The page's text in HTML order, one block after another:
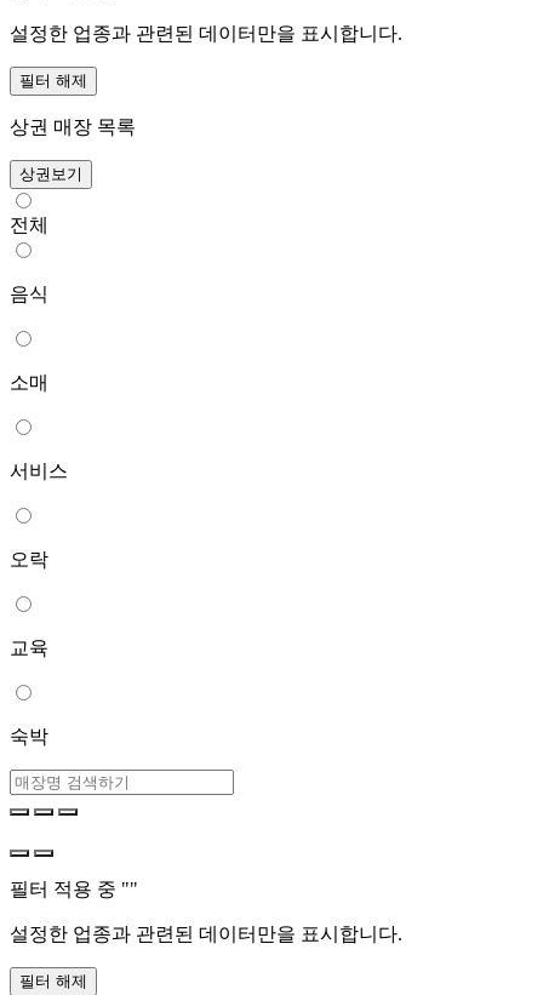
설정한 업종과 관련된 데이터만을 표시합니다.
필터 해제
상권 매장 목록
상권보기
전체
음식
소매
서비스
오락
교육
숙박
필터 적용 중 ""
설정한 업종과 관련된 데이터만을 표시합니다.
필터 해제